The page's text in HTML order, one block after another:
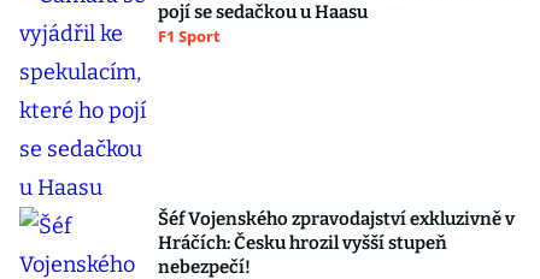
pojí se sedačkou u Haasu
F1 Sport
Šéf Vojenského zpravodajství exkluzivně v
Hráčích: Česku hrozil vyšší stupeň
nebezpečí!